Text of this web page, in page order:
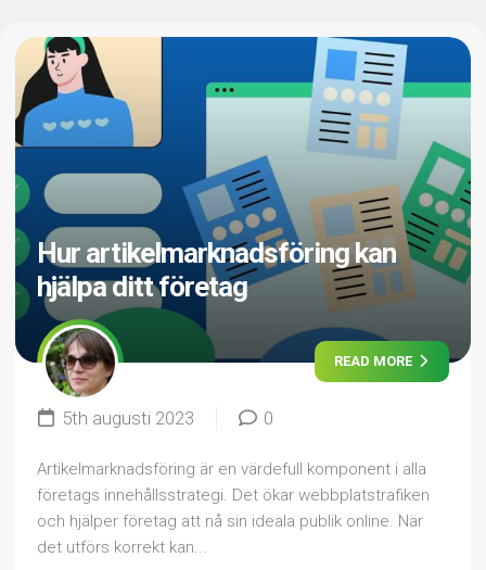
Hur artikelmarknadsföring kan
hjälpa ditt företag
READ MORE
5th augusti 2023 0
Artikelmarknadsföring är en värdefull komponent i alla
företags innehållsstrategi. Det ökar webbplatstrafiken
och hjälper företag att nå sin ideala publik online. När
det utförs korrekt kan...